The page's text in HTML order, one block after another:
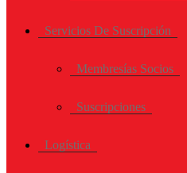
Servicios De Suscripción
Membresías Socios
Suscripciones
Logística